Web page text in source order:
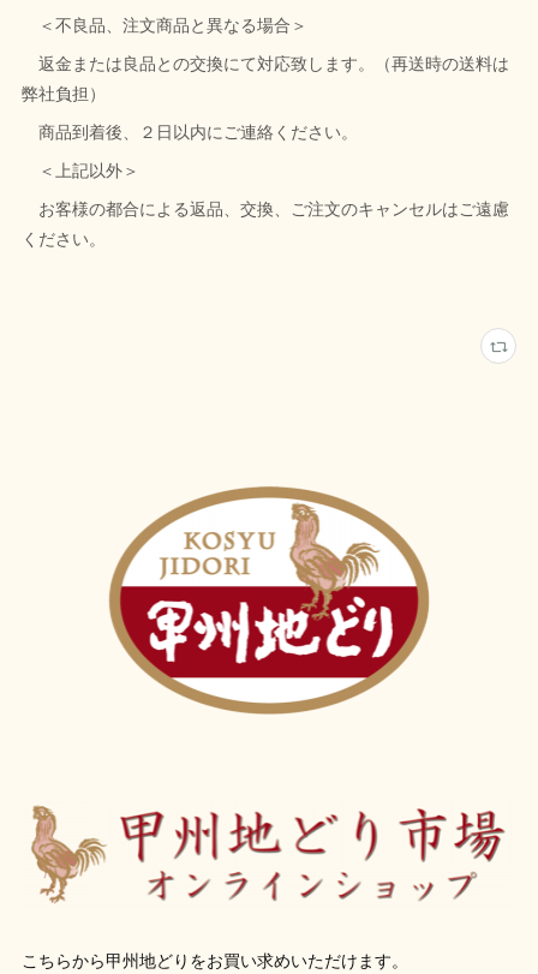
＜不良品、注文商品と異なる場合＞
返金または良品との交換にて対応致します。（再送時の送料は
弊社負担）
商品到着後、２日以内にご連絡ください。
＜上記以外＞
お客様の都合による返品、交換、ご注文のキャンセルはご遠慮
ください。
こちらから甲州地どりをお買い求めいただけます。